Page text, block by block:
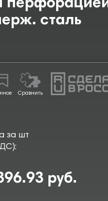
сталь
Сравнить
за шт
руб.